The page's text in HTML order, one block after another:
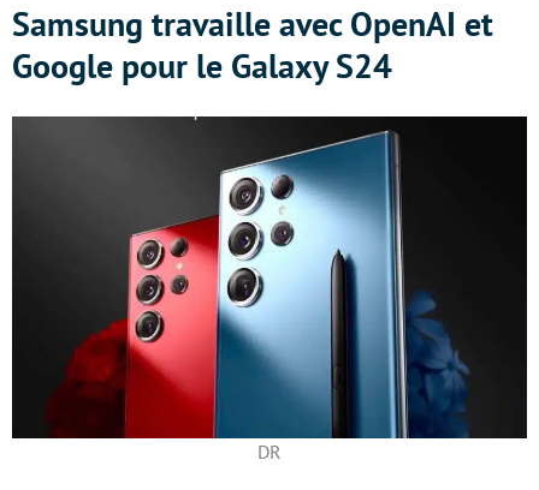
Samsung travaille avec OpenAI et
Google pour le Galaxy S24
DR